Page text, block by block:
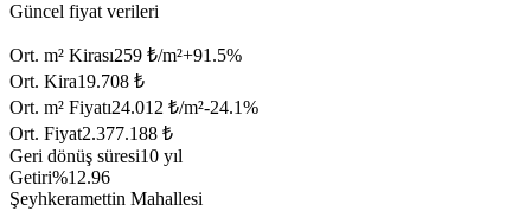
Güncel fiyat verileri
Ort. m² Kirası259 ₺/m²+91.5%
Ort. Kira19.708 ₺
Ort. m² Fiyatı24.012 ₺/m²-24.1%
Ort. Fiyat2.377.188 ₺
Geri dönüş süresi10 yıl
Getiri%12.96
Şeyhkeramettin Mahallesi